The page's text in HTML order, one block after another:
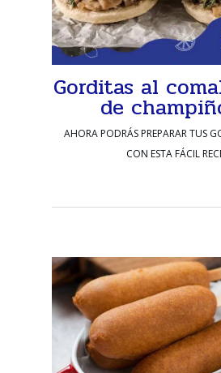
Gorditas al
de
AHORA PODRÁS PREPARAR TUS
CON ESTA FÁCIL